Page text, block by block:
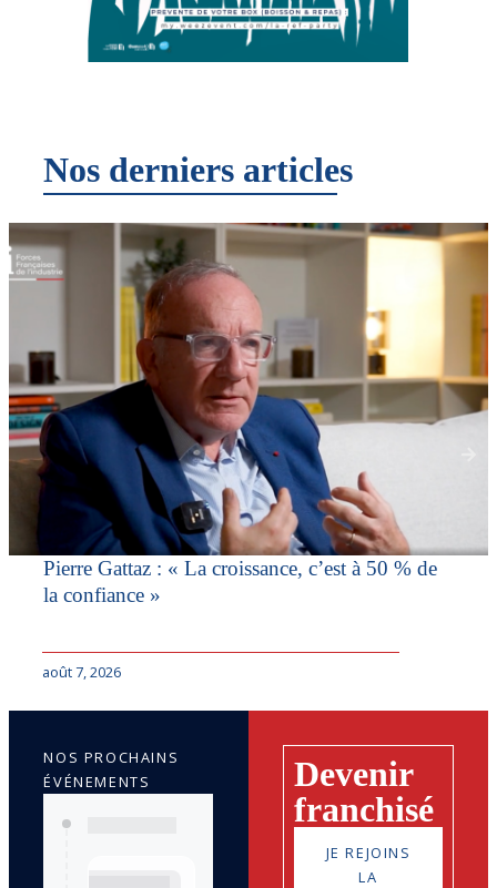
Nos derniers articles
Pierre Gattaz : « La croissance, c’est à 50 % de
la confiance »
août 7, 2026
Devenir
franchisé
JE REJOINS
LA
NOS PROCHAINS
ÉVÉNEMENTS